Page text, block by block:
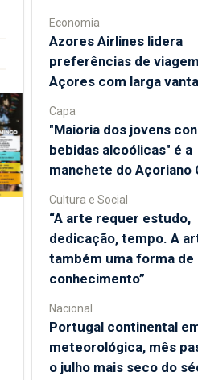
Economia
Azores Airlines lidera
preferências de
Açores com larga
Capa
"Maioria dos jovens
bebidas alcoólicas" é a
manchete do Açoriano
Cultura e Social
“A arte requer estudo,
dedicação, tempo. A
também uma forma de
conhecimento”
Nacional
Portugal continental
meteorológica, mês
o julho mais seco do